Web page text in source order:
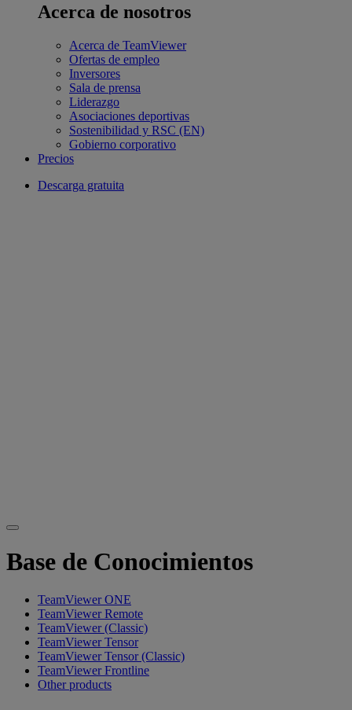
Acerca de nosotros
Acerca de TeamViewer
Ofertas de empleo
Inversores
Sala de prensa
Liderazgo
Asociaciones deportivas
Sostenibilidad y RSC (EN)
Gobierno corporativo
Precios
Descarga gratuita
Base de Conocimientos
TeamViewer ONE
TeamViewer Remote
TeamViewer (Classic)
TeamViewer Tensor
TeamViewer Tensor (Classic)
TeamViewer Frontline
Other products